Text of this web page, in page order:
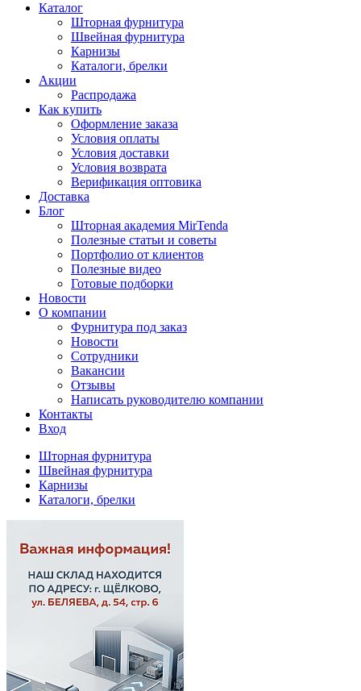
Каталог
Шторная фурнитура
Швейная фурнитура
Карнизы
Каталоги, брелки
Акции
Распродажа
Как купить
Оформление заказа
Условия оплаты
Условия доставки
Условия возврата
Верификация оптовика
Доставка
Блог
Шторная академия MirTenda
Полезные статьи и советы
Портфолио от клиентов
Полезные видео
Готовые подборки
Новости
О компании
Фурнитура под заказ
Новости
Сотрудники
Вакансии
Отзывы
Написать руководителю компании
Контакты
Вход
Шторная фурнитура
Швейная фурнитура
Карнизы
Каталоги, брелки